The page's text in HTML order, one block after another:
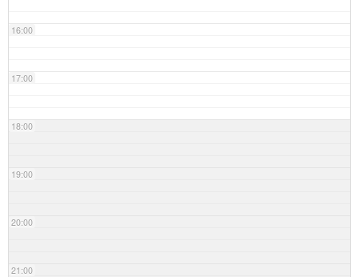
16:00
17:00
18:00
19:00
20:00
21:00